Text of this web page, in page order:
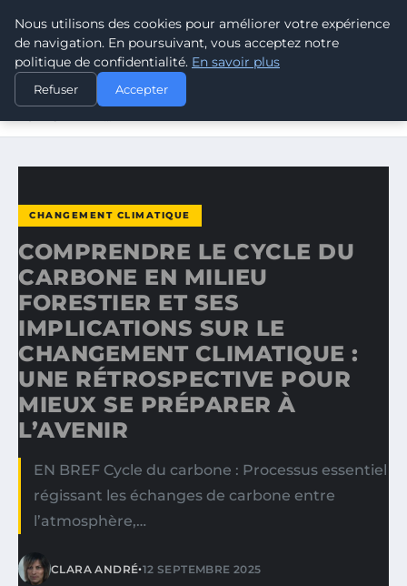
CLIMATE RESPONSE BLOG
ACCUEIL
CHANGEMENT CLIMATIQUE
COMPRENDRE LE CYCLE DU CARBONE EN MILIEU
CHANGEMENT CLIMATIQUE
COMPRENDRE LE CYCLE DU
CARBONE EN MILIEU
FORESTIER ET SES
IMPLICATIONS SUR LE
CHANGEMENT CLIMATIQUE :
UNE RÉTROSPECTIVE POUR
MIEUX SE PRÉPARER À
L’AVENIR
EN BREF Cycle du carbone : Processus essentiel
régissant les échanges de carbone entre
l’atmosphère,…
CLARA ANDRÉ•12 SEPTEMBRE 2025
Nous utilisons des cookies pour améliorer votre expérience
de navigation. En poursuivant, vous acceptez notre
politique de confidentialité. En savoir plus
Refuser Accepter